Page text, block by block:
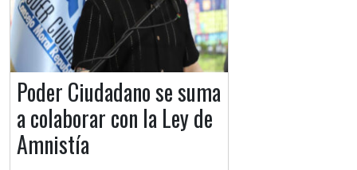
Poder Ciudadano se suma
a colaborar con la Ley de
Amnistía